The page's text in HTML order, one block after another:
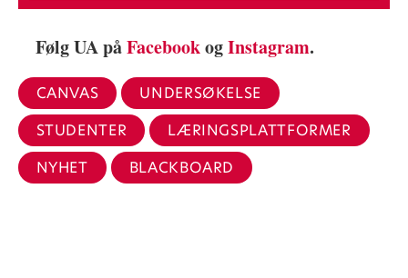
Følg UA påFacebookogInstagram.
CANVAS
UNDERSØKELSE
STUDENTER
LÆRINGSPLATTFORMER
NYHET
BLACKBOARD